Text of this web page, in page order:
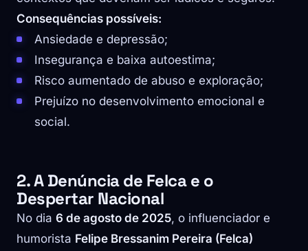
Consequências possíveis:
Ansiedade e depressão;
Insegurança e baixa autoestima;
Risco aumentado de abuso e exploração;
Prejuízo no desenvolvimento emocional e
social.
2. A Denúncia de Felca e o
Despertar Nacional
No dia 6 de agosto de 2025, o influenciador e
humorista Felipe Bressanim Pereira (Felca)